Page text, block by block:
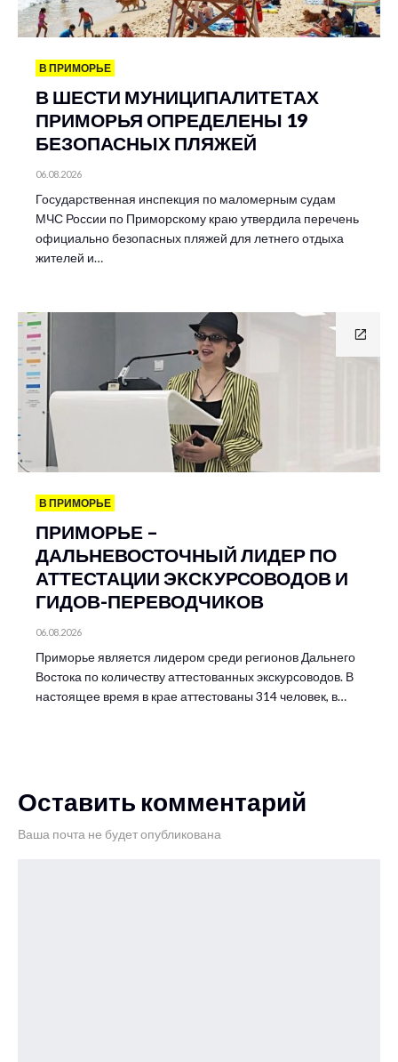
В ПРИМОРЬЕ
В ШЕСТИ МУНИЦИПАЛИТЕТАХ
ПРИМОРЬЯ ОПРЕДЕЛЕНЫ 19
БЕЗОПАСНЫХ ПЛЯЖЕЙ
06.08.2026
Государственная инспекция по маломерным судам
МЧС России по Приморскому краю утвердила перечень
официально безопасных пляжей для летнего отдыха
жителей и…
В ПРИМОРЬЕ
ПРИМОРЬЕ –
ДАЛЬНЕВОСТОЧНЫЙ ЛИДЕР ПО
АТТЕСТАЦИИ ЭКСКУРСОВОДОВ И
ГИДОВ-ПЕРЕВОДЧИКОВ
06.08.2026
Приморье является лидером среди регионов Дальнего
Востока по количеству аттестованных экскурсоводов. В
настоящее время в крае аттестованы 314 человек, в…
Оставить комментарий
Ваша почта не будет опубликована